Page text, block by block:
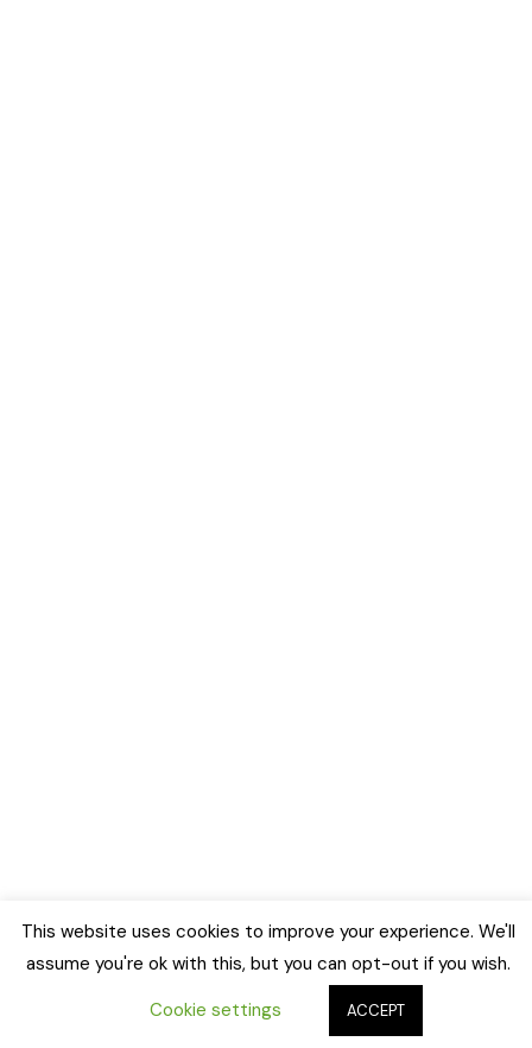
This website uses cookies to improve your experience. We'll
assume you're ok with this, but you can opt-out if you wish.
Cookie settings
ACCEPT